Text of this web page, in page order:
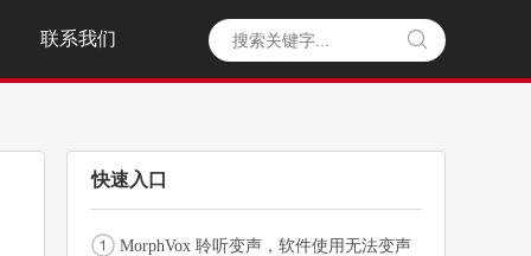

联系我们
快速入口
MorphVox 聆听变声，软件使用无法变声